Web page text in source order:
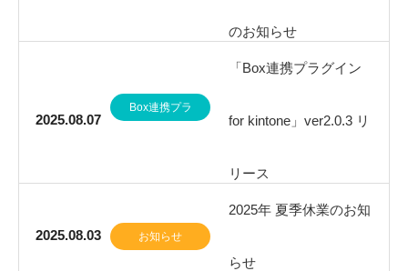
のお知らせ
2025.08.07
Box連携プラ
「Box連携プラグイン
for kintone」ver2.0.3 リ
リース
2025.08.03 お知らせ
2025年 夏季休業のお知
らせ